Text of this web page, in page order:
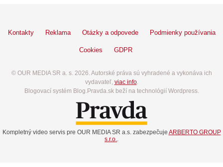
Kontakty Reklama Otázky a odpovede Podmienky používania
Cookies GDPR
© OUR MEDIA SR a. s. 2026. Autorské práva sú vyhradené a vykonáva ich
vydavateľ, viac info.
Blogovací systém Blog.Pravda.sk beží na technológií Wordpress.
Kompletný video servis pre OUR MEDIA SR a.s. zabezpečuje ARBERTO GROUP
s.r.o.